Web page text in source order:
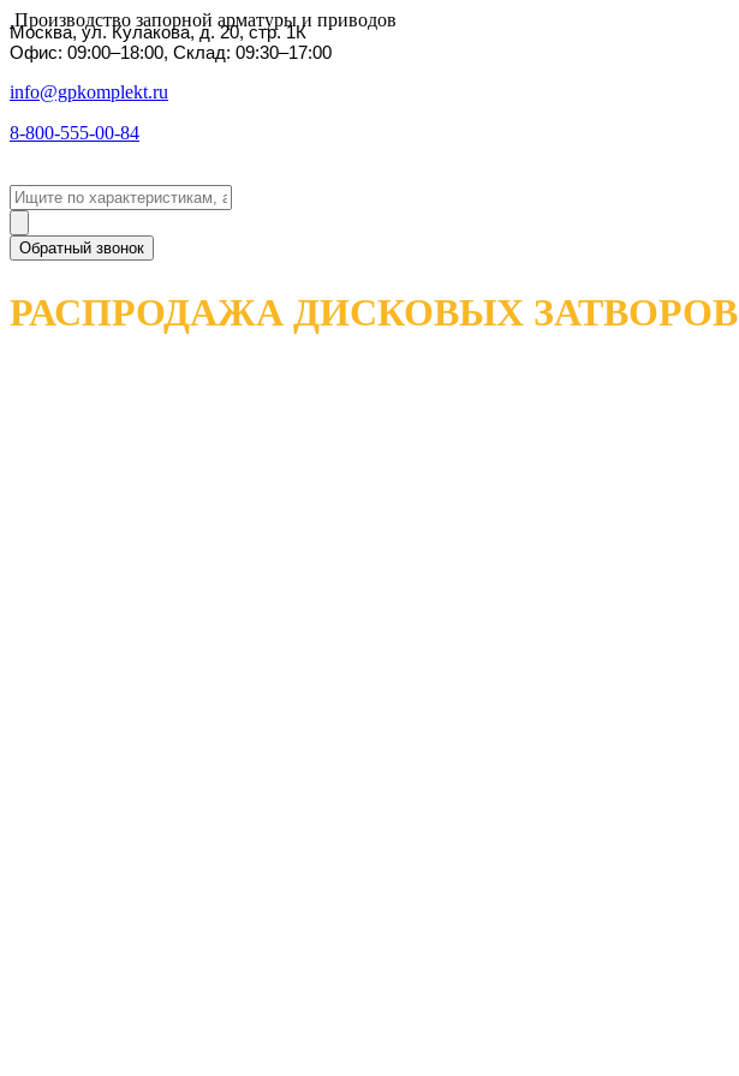
Производство запорной арматуры и приводов
Москва, ул. Кулакова, д. 20, стр. 1К
Офис: 09:00–18:00, Склад: 09:30–17:00
info@gpkomplekt.ru
8-800-555-00-84
Обратный звонок
РАСПРОДАЖА ДИСКОВЫХ ЗАТВОРОВ